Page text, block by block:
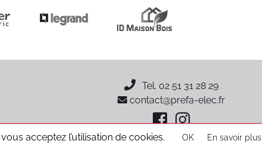
Tel. 02 51 31 28 29
contact@prefa-elec.fr
acceptez l’utilisation de cookies. OK En savoir plus